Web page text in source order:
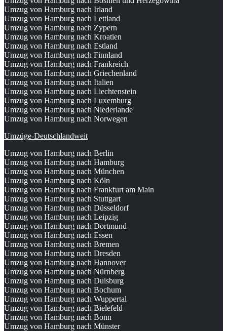
Umzug von Hamburg nach Irland
Umzug von Hamburg nach Lettland
Umzug von Hamburg nach Zypern
Umzug von Hamburg nach Kroatien
Umzug von Hamburg nach Estland
Umzug von Hamburg nach Finnland
Umzug von Hamburg nach Frankreich
Umzug von Hamburg nach Griechenland
Umzug von Hamburg nach Italien
Umzug von Hamburg nach Liechtenstein
Umzug von Hamburg nach Luxemburg
Umzug von Hamburg nach Niederlande
Umzug von Hamburg nach Norwegen
Umzüge-Deutschlandweit
Umzug von Hamburg nach Berlin
Umzug von Hamburg nach Hamburg
Umzug von Hamburg nach München
Umzug von Hamburg nach Köln
Umzug von Hamburg nach Frankfurt am Main
Umzug von Hamburg nach Stuttgart
Umzug von Hamburg nach Düsseldorf
Umzug von Hamburg nach Leipzig
Umzug von Hamburg nach Dortmund
Umzug von Hamburg nach Essen
Umzug von Hamburg nach Bremen
Umzug von Hamburg nach Dresden
Umzug von Hamburg nach Hannover
Umzug von Hamburg nach Nürnberg
Umzug von Hamburg nach Duisburg
Umzug von Hamburg nach Bochum
Umzug von Hamburg nach Wuppertal
Umzug von Hamburg nach Bielefeld
Umzug von Hamburg nach Bonn
Umzug von Hamburg nach Münster